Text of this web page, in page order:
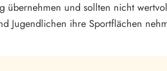
übernehmen und sollten nicht
Jugendlichen ihre Sportflächen